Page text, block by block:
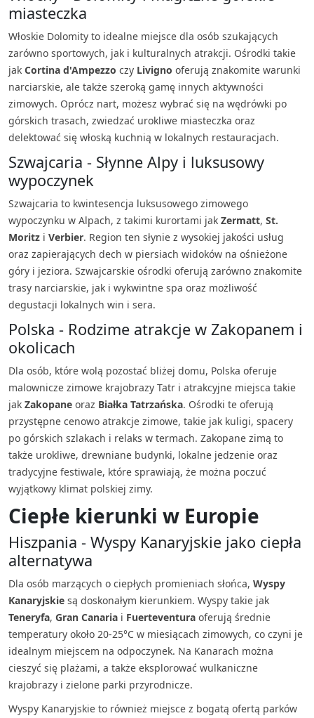
miasteczka
Włoskie Dolomity to idealne miejsce dla osób szukających
zarówno sportowych, jak i kulturalnych atrakcji. Ośrodki takie
jak Cortina d'Ampezzo czy Livigno oferują znakomite warunki
narciarskie, ale także szeroką gamę innych aktywności
zimowych. Oprócz nart, możesz wybrać się na wędrówki po
górskich trasach, zwiedzać urokliwe miasteczka oraz
delektować się włoską kuchnią w lokalnych restauracjach.
Szwajcaria - Słynne Alpy i luksusowy
wypoczynek
Szwajcaria to kwintesencja luksusowego zimowego
wypoczynku w Alpach, z takimi kurortami jak Zermatt, St.
Moritz i Verbier. Region ten słynie z wysokiej jakości usług
oraz zapierających dech w piersiach widoków na ośnieżone
góry i jeziora. Szwajcarskie ośrodki oferują zarówno znakomite
trasy narciarskie, jak i wykwintne spa oraz możliwość
degustacji lokalnych win i sera.
Polska - Rodzime atrakcje w Zakopanem i
okolicach
Dla osób, które wolą pozostać bliżej domu, Polska oferuje
malownicze zimowe krajobrazy Tatr i atrakcyjne miejsca takie
jak Zakopane oraz Białka Tatrzańska. Ośrodki te oferują
przystępne cenowo atrakcje zimowe, takie jak kuligi, spacery
po górskich szlakach i relaks w termach. Zakopane zimą to
także urokliwe, drewniane budynki, lokalne jedzenie oraz
tradycyjne festiwale, które sprawiają, że można poczuć
wyjątkowy klimat polskiej zimy.
Ciepłe kierunki w Europie
Hiszpania - Wyspy Kanaryjskie jako ciepła
alternatywa
Dla osób marzących o ciepłych promieniach słońca, Wyspy
Kanaryjskie są doskonałym kierunkiem. Wyspy takie jak
Teneryfa, Gran Canaria i Fuerteventura oferują średnie
temperatury około 20-25°C w miesiącach zimowych, co czyni je
idealnym miejscem na odpoczynek. Na Kanarach można
cieszyć się plażami, a także eksplorować wulkaniczne
krajobrazy i zielone parki przyrodnicze.
Wyspy Kanaryjskie to również miejsce z bogatą ofertą parków